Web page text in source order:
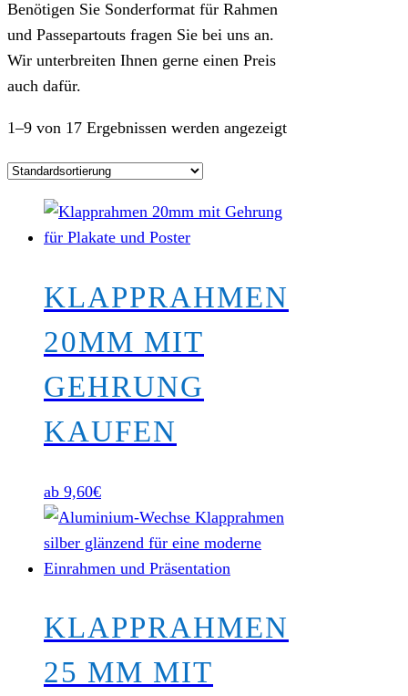
Benötigen Sie Sonderformat für Rahmen
und Passepartouts fragen Sie bei uns an.
Wir unterbreiten Ihnen gerne einen Preis
auch dafür.
1–9 von 17 Ergebnissen werden angezeigt
KLAPPRAHMEN
20MM MIT
GEHRUNG
KAUFEN
ab 9,60€
KLAPPRAHMEN
25 MM MIT